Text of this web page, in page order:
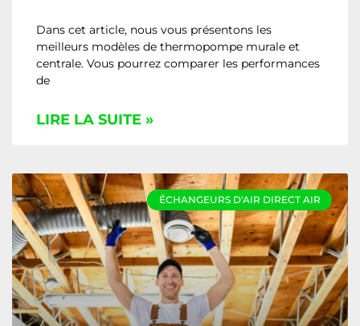
Dans cet article, nous vous présentons les
meilleurs modèles de thermopompe murale et
centrale. Vous pourrez comparer les performances
de
LIRE LA SUITE »
ÉCHANGEURS D'AIR DIRECT AIR